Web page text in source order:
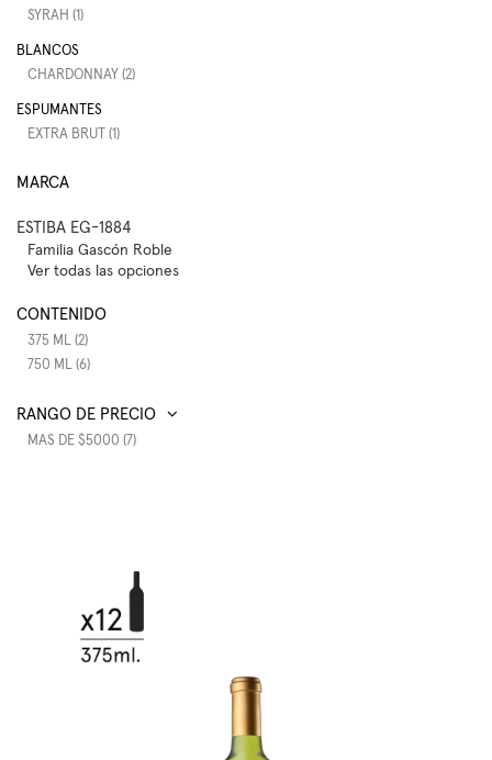
SYRAH (1)
BLANCOS
CHARDONNAY (2)
ESPUMANTES
EXTRA BRUT (1)
MARCA
ESTIBA EG-1884
Familia Gascón Roble
Ver todas las opciones
CONTENIDO
375 ML (2)
750 ML (6)
RANGO DE PRECIO
MAS DE $5000 (7)